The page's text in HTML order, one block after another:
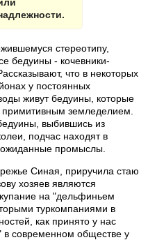
стереотипу,
бедуины - кочевники-
что в некоторых
у постоянных
живут бедуины, которые
земледелием.
выбившись из
подчас находят в
промыслы.
Синая, приручила стаю
хозяев являются
на "дельфиньем
туркомпаниями в
как принято у нас
в современном обществе у